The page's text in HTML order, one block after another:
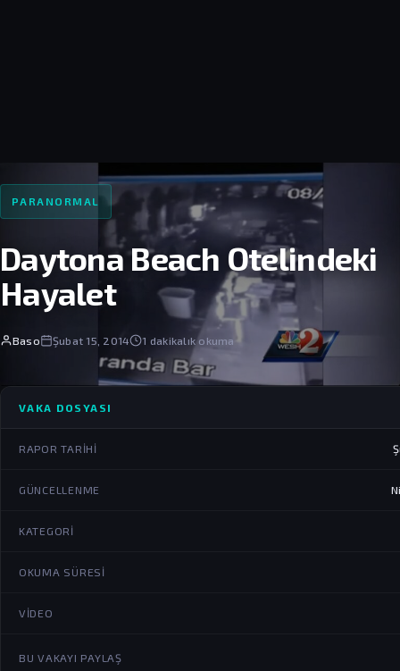
PARANORMAL
Daytona Beach Otelindeki
Hayalet
Baso Şubat 15, 2014 1 dakikalık okuma
VAKA DOSYASI
RAPOR TARIHI
GÜNCELLENME
KATEGORI
OKUMA SÜRESI
VIDEO
BU VAKAYI PAYLAŞ